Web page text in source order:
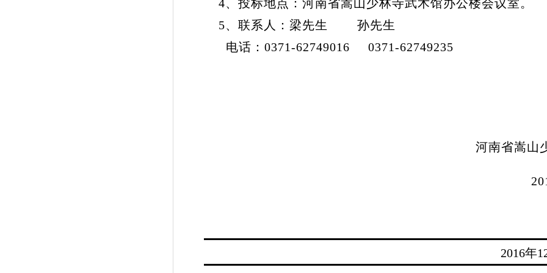
4、投标地点：河南省嵩山少林寺武术馆办公楼会议室。
5、联系人：梁先生 孙先生
电话：0371-62749016 0371-62749235
河南省嵩山少林
2016年
2016年